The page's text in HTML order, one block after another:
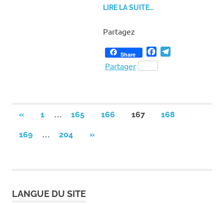
LIRE LA SUITE…
Partagez
Share Facebook
Partager
Pagination
des
«PREVIOUS
1 … 165 166 167 168
169 … 204
NEXT
»
LANGUE DU SITE